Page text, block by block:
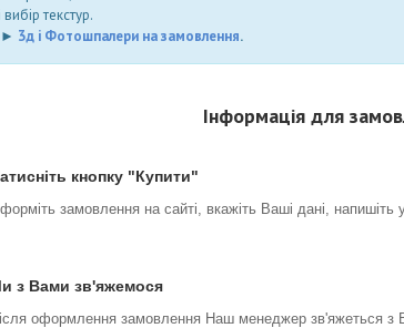
текстур.
► 3д і Фотошпалери на замовлення.
Інформація для
кнопку "Купити"
замовлення на сайті, вкажіть Ваші дані, напишіть
з Вами зв'яжемося
оформлення замовлення Наш менеджер зв'яжеться з